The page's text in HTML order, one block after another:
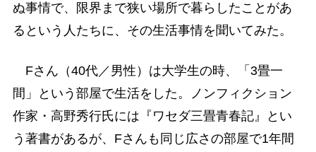
ぬ事情で、限界まで狭い場所で暮らしたことがあ
るという人たちに、その生活事情を聞いてみた。
Fさん（40代／男性）は大学生の時、「3畳一
間」という部屋で生活をした。ノンフィクション
作家・高野秀行氏には『ワセダ三畳青春記』とい
う著書があるが、Fさんも同じ広さの部屋で1年間